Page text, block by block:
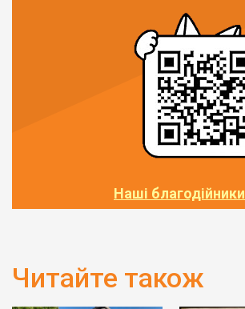
Наші благодійники
Читайте також